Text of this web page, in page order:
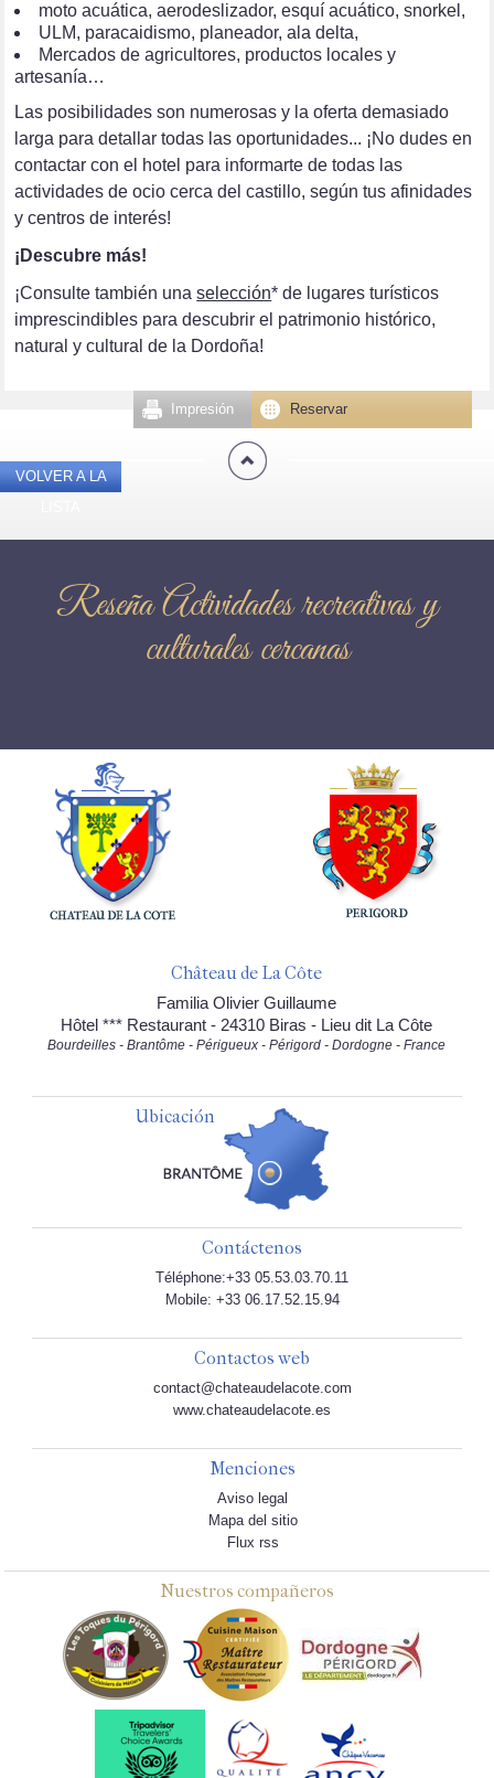
moto acuática, aerodeslizador, esquí acuático, snorkel,
ULM, paracaidismo, planeador, ala delta,
Mercados de agricultores, productos locales y
artesanía…
Las posibilidades son numerosas y la oferta demasiado
larga para detallar todas las oportunidades... ¡No dudes en
contactar con el hotel para informarte de todas las
actividades de ocio cerca del castillo, según tus afinidades
y centros de interés!
¡Descubre más!
¡Consulte también unaselección* de lugares turísticos
imprescindibles para descubrir el patrimonio histórico,
natural y cultural de la Dordoña!
Reservar
Impresión
VOLVER A LA
Reseña Actividades recreativas y
culturales cercanas
Château de La Côte
Familia Olivier Guillaume
Hôtel *** Restaurant - 24310 Biras - Lieu dit La Côte
Bourdeilles - Brantôme - Périgueux - Périgord - Dordogne - France
Ubicación
Contáctenos
Téléphone:+33 05.53.03.70.11
Mobile: +33 06.17.52.15.94
Contactos web
contact@chateaudelacote.com
www.chateaudelacote.es
Menciones
Aviso legal
Mapa del sitio
Flux rss
Nuestros compañeros